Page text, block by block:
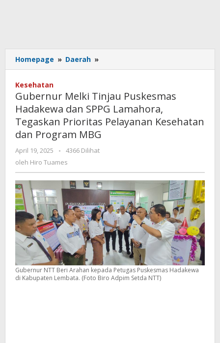
Homepage » Daerah »
Melki
Hadakewa
dan
SPPG
Lamahora,
Tegaskan
Kesehatan
dan
Program
MBG
Kesehatan
Gubernur Melki Tinjau Puskesmas
Hadakewa dan SPPG Lamahora,
Tegaskan Prioritas Pelayanan Kesehatan
dan Program MBG
April 19, 2025
oleh
-
4366 Dilihat
oleh Hiro Tuames
Gubernur NTT Beri Arahan kepada Petugas Puskesmas Hadakewa
di Kabupaten Lembata. (Foto Biro Adpim Setda NTT)